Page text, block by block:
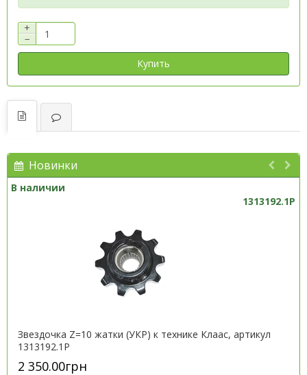
+
−
Купить
Новинки
В наличии
1313192.1P
Звездочка Z=10 жатки (УКР) к технике Клаас, артикул
1313192.1P
2 350.00грн